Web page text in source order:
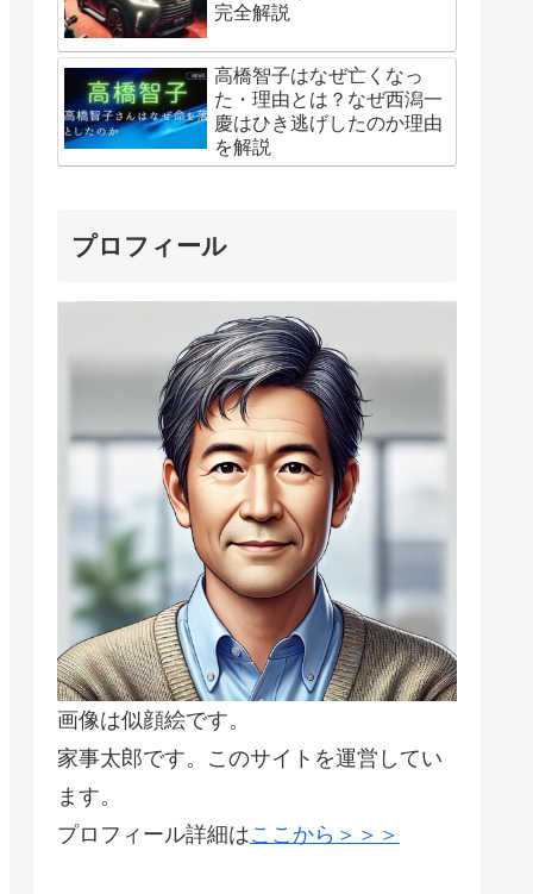
完全解説
高橋智子はなぜ亡くなっ
た・理由とは？なぜ西潟一
慶はひき逃げしたのか理由
を解説
プロフィール
画像は似顔絵です。
家事太郎です。このサイトを運営してい
ます。
プロフィール詳細はここから＞＞＞